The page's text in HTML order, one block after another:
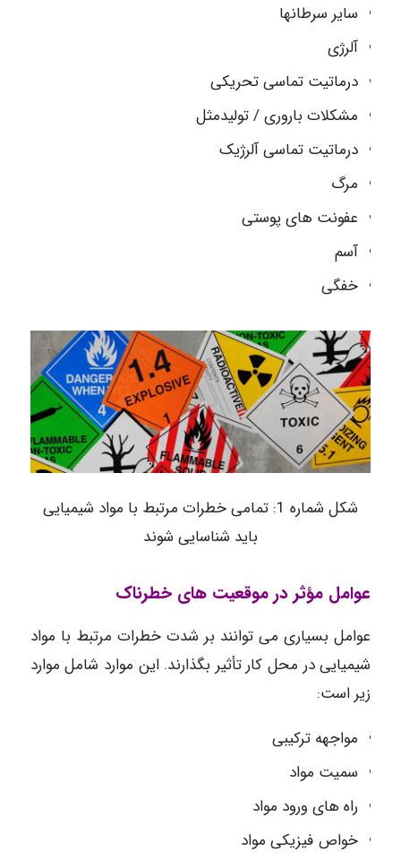
سایر سرطانها
آلرژی
درماتیت تماسی تحریکی
مشکلات باروری / تولیدمثل
درماتیت تماسی آلرژیک
مرگ
عفونت های پوستی
آسم
خفگی
شکل شماره 1: تمامی خطرات مرتبط با مواد شیمیایی
باید شناسایی شوند
عوامل مؤثر در موقعیت های خطرناک
عوامل بسیاری می توانند بر شدت خطرات مرتبط با مواد
شیمیایی در محل کار تأثیر بگذارند. این موارد شامل موارد
زیر است:
مواجهه ترکیبی
سمیت مواد
راه های ورود مواد
خواص فیزیکی مواد